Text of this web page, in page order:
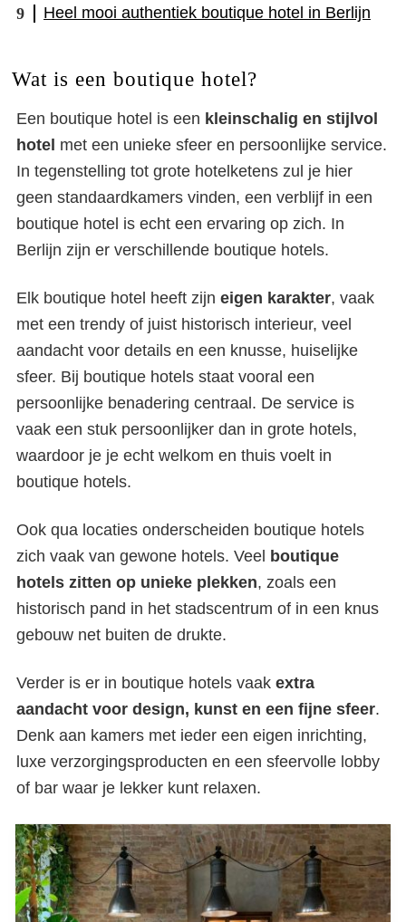
Heel mooi authentiek boutique hotel in Berlijn
Wat is een boutique hotel?
Een boutique hotel is een kleinschalig en stijlvol
hotel met een unieke sfeer en persoonlijke service.
In tegenstelling tot grote hotelketens zul je hier
geen standaardkamers vinden, een verblijf in een
boutique hotel is echt een ervaring op zich. In
Berlijn zijn er verschillende boutique hotels.
Elk boutique hotel heeft zijn eigen karakter, vaak
met een trendy of juist historisch interieur, veel
aandacht voor details en een knusse, huiselijke
sfeer. Bij boutique hotels staat vooral een
persoonlijke benadering centraal. De service is
vaak een stuk persoonlijker dan in grote hotels,
waardoor je je echt welkom en thuis voelt in
boutique hotels.
Ook qua locaties onderscheiden boutique hotels
zich vaak van gewone hotels. Veel boutique
hotels zitten op unieke plekken, zoals een
historisch pand in het stadscentrum of in een knus
gebouw net buiten de drukte.
Verder is er in boutique hotels vaak extra
aandacht voor design, kunst en een fijne sfeer.
Denk aan kamers met ieder een eigen inrichting,
luxe verzorgingsproducten en een sfeervolle lobby
of bar waar je lekker kunt relaxen.